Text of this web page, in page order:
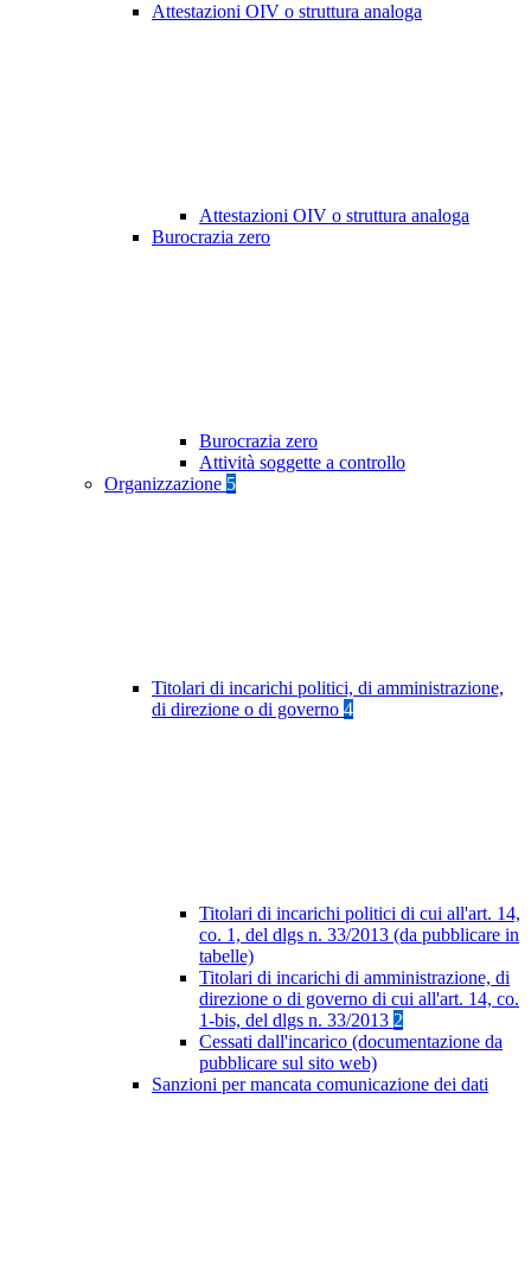
Attestazioni OIV o struttura analoga
Attestazioni OIV o struttura analoga
Burocrazia zero
Burocrazia zero
Attività soggette a controllo
Organizzazione 5
Titolari di incarichi politici, di amministrazione,
di direzione o di governo 4
Titolari di incarichi politici di cui all'art. 14,
co. 1, del dlgs n. 33/2013 (da pubblicare in
tabelle)
Titolari di incarichi di amministrazione, di
direzione o di governo di cui all'art. 14, co.
1-bis, del dlgs n. 33/2013 2
Cessati dall'incarico (documentazione da
pubblicare sul sito web)
Sanzioni per mancata comunicazione dei dati